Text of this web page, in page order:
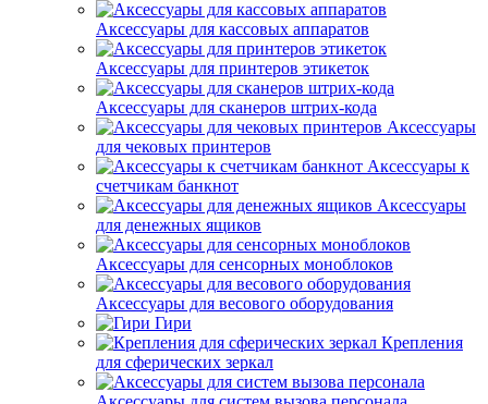
Аксессуары для кассовых аппаратов
Аксессуары для принтеров этикеток
Аксессуары для сканеров штрих-кода
Аксессуары
для чековых принтеров
Аксессуары к
счетчикам банкнот
Аксессуары
для денежных ящиков
Аксессуары для сенсорных моноблоков
Аксессуары для весового оборудования
Гири
Крепления
для сферических зеркал